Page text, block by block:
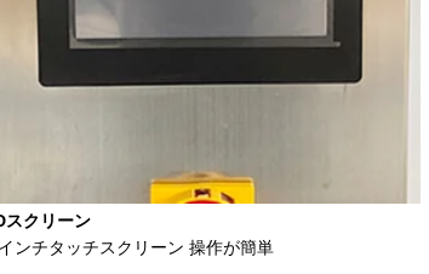
スクリーン
ンチタッチスクリーン 操作が簡単